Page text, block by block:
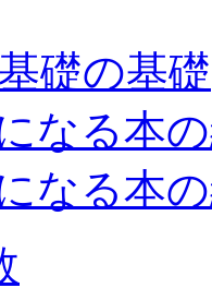
礎の基礎
なる本
なる本